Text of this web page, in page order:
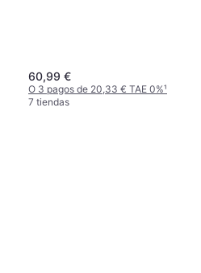
60,99 €
O 3 pagos de 20,33 € TAE 0%¹
7 tiendas